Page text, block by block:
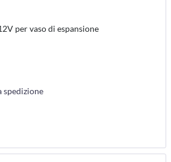
per vaso di espansione
spedizione